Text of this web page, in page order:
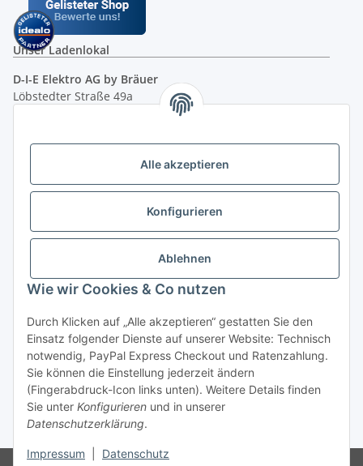
Alle akzeptieren
Konfigurieren
Ablehnen
Wie wir Cookies & Co nutzen
Durch Klicken auf „Alle akzeptieren“ gestatten Sie den
Einsatz folgender Dienste auf unserer Website: Technisch
notwendig, PayPal Express Checkout und Ratenzahlung.
Sie können die Einstellung jederzeit ändern
(Fingerabdruck-Icon links unten). Weitere Details finden
Sie unter Konfigurieren und in unserer
Datenschutzerklärung.
Impressum Datenschutz
Unser Ladenlokal
D-I-E Elektro AG by Bräuer
Löbstedter Straße 49a
( siehe Google-Maps )
Öffnungszeiten:
10.00 - 18.00 Uhr
Ladenpreis versus Internetpreis
Vertrag widerrufen
05.00 - 21.30 Uhr | Freitag: 05.00 - 18.00 Uhr | Samstag: 09.00
- 12.00 Uhr (0,49€ je angef. Minute) oder per E-Mail über
unserKontaktformular
* Alle Preise inkl. gesetzlicher USt., zzgl.Versand | - ACHTUNG: Bei
Einbaugeräten gilt: Die im Produktbild abgebildete Möbelfront ist nicht im
Lieferumfang enthalten.